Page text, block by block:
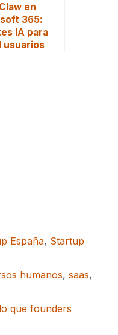
en
365:
IA para
usuarios
España, Startup
humanos, saas,
que founders